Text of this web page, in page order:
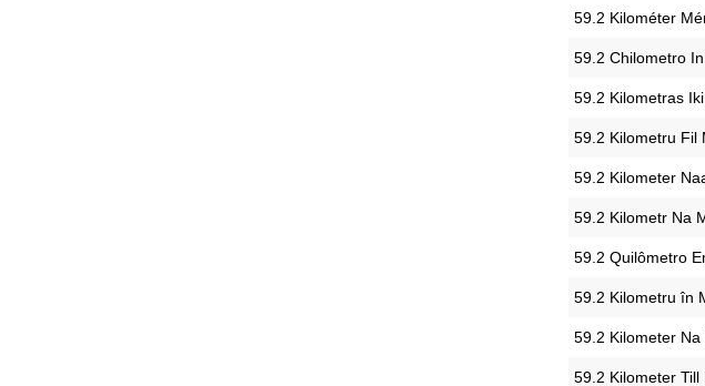
‎59.2 Kilométer
‎59.2 Chilometro
‎59.2 Kilometras
‎59.2 Kilometru Fil
‎59.2 Kilometer
‎59.2 Kilometr Na
‎59.2 Quilômetro
‎59.2 Kilometru în
‎59.2 Kilometer Na
‎59.2 Kilometer Till